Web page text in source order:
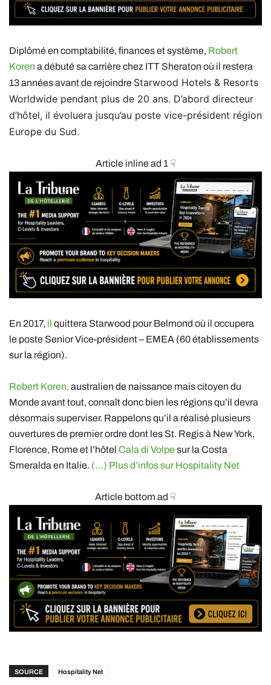
Diplômé en comptabilité, finances et système, Robert
Koren a débuté sa carrière chez ITT Sheraton où il restera
13 années avant de rejoindre Starwood Hotels & Resorts
Worldwide pendant plus de 20 ans. D’abord directeur
d’hôtel, il évoluera jusqu’au poste vice-président région
Europe du Sud.
Article inline ad 1 ☟
En 2017, il quittera Starwood pour Belmond où il occupera
le poste Senior Vice-président – EMEA (60 établissements
sur la région).
Robert Koren, australien de naissance mais citoyen du
Monde avant tout, connaît donc bien les régions qu’il devra
désormais superviser. Rappelons qu’il a réalisé plusieurs
ouvertures de premier ordre dont les St. Regis à New York,
Florence, Rome et l’hôtel Cala di Volpesur la Costa
Smeralda en Italie. (…) Plus d’infos sur Hospitality Net
Article bottom ad ☟
SOURCE Hospitality Net